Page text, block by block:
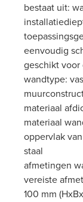
bestaat uit:
eenvoudig
geschikt
wandtype:
materiaal
materiaal
oppervlak
staal
afmetingen
vereiste
100 mm